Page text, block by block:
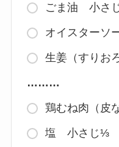
ごま油 小さ
オイスターソ
生姜（すりお
………
鶏むね肉（皮
塩 小さじ⅓